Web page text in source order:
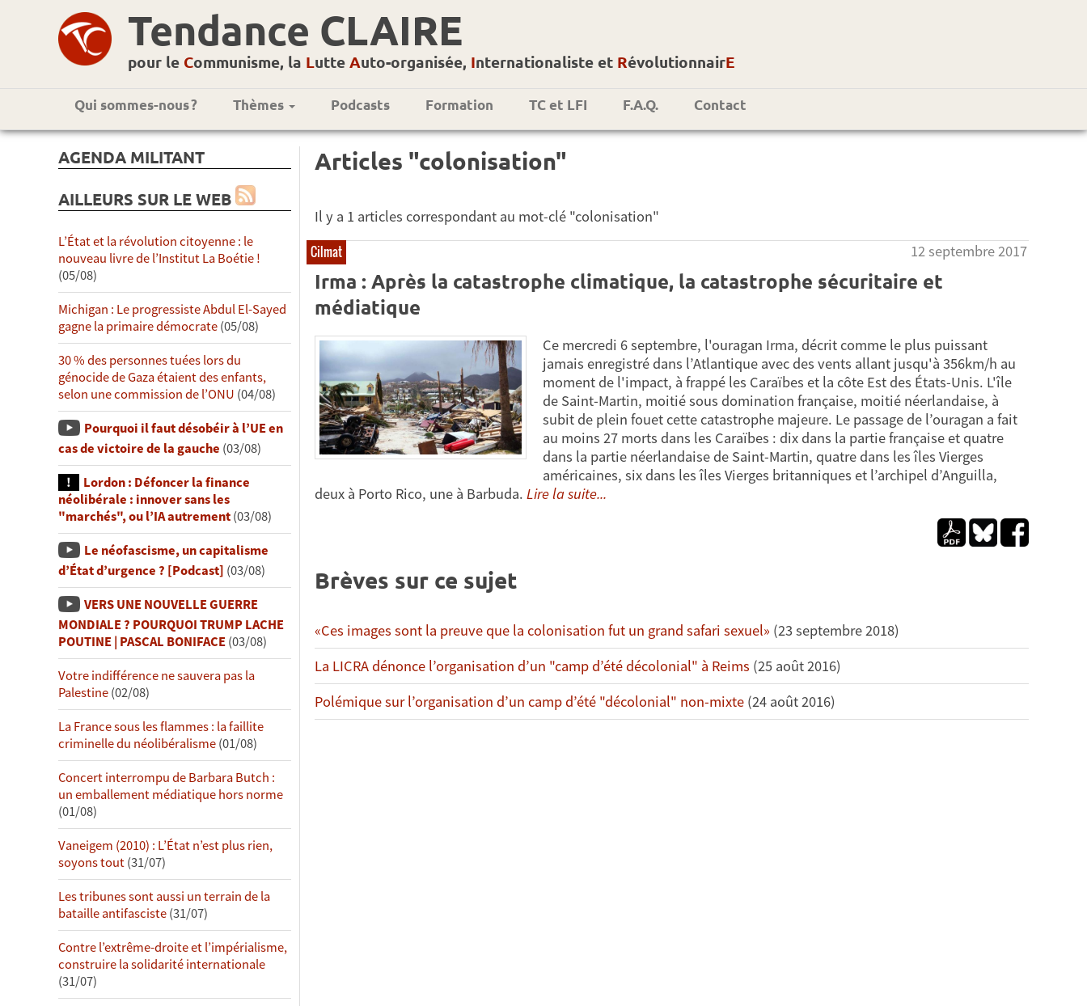
Tendance CLAIRE
pour le Communisme, la Lutte Auto-organisée, Internationaliste et RévolutionnairE
Qui sommes-nous ? Thèmes Podcasts Formation TC et LFI F.A.Q. Contact
AGENDA MILITANT
AILLEURS SUR LE WEB
L’État et la révolution citoyenne : le
nouveau livre de l’Institut La Boétie !
(05/08)
Michigan : Le progressiste Abdul El-Sayed
gagne la primaire démocrate(05/08)
30 % des personnes tuées lors du
génocide de Gaza étaient des enfants,
selon une commission de l’ONU (04/08)
Pourquoi il faut désobéir à l’UE en
cas de victoire de la gauche (03/08)
Lordon : Défoncer la finance
néolibérale : innover sans les
"marchés", ou l’IA autrement(03/08)
Le néofascisme, un capitalisme
d’État d’urgence ? [Podcast] (03/08)
VERS UNE NOUVELLE GUERRE
MONDIALE ? POURQUOI TRUMP LACHE
POUTINE | PASCAL BONIFACE(03/08)
Votre indifférence ne sauvera pas la
Palestine(02/08)
La France sous les flammes : la faillite
criminelle du néolibéralisme(01/08)
Concert interrompu de Barbara Butch :
un emballement médiatique hors norme
(01/08)
Vaneigem (2010) : L’État n’est plus rien,
soyons tout(31/07)
Les tribunes sont aussi un terrain de la
bataille antifasciste(31/07)
Contre l’extrême-droite et l’impérialisme,
construire la solidarité internationale
(31/07)
Articles "colonisation"
Il y a 1 articles correspondant au mot-clé "colonisation"
Cilmat 12 septembre 2017
Irma : Après la catastrophe climatique, la catastrophe sécuritaire et
médiatique
Ce mercredi 6 septembre, l'ouragan Irma, décrit comme le plus puissant
jamais enregistré dans l’Atlantique avec des vents allant jusqu'à 356km/h au
moment de l'impact, à frappé les Caraïbes et la côte Est des États-Unis. L'île
de Saint-Martin, moitié sous domination française, moitié néerlandaise, à
subit de plein fouet cette catastrophe majeure. Le passage de l’ouragan a fait
au moins 27 morts dans les Caraïbes : dix dans la partie française et quatre
dans la partie néerlandaise de Saint-Martin, quatre dans les îles Vierges
américaines, six dans les îles Vierges britanniques et l’archipel d’Anguilla,
deux à Porto Rico, une à Barbuda. Lire la suite...
Brèves sur ce sujet
«Ces images sont la preuve que la colonisation fut un grand safari sexuel» (23 septembre 2018)
La LICRA dénonce l’organisation d’un "camp d’été décolonial" à Reims (25 août 2016)
Polémique sur l’organisation d’un camp d’été "décolonial" non-mixte(24 août 2016)